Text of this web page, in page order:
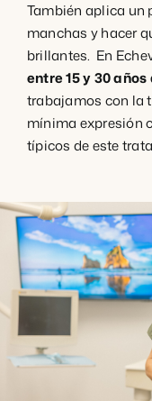
También aplica un
manchas y hacer
brillantes. En
entre 15 y 30
trabajamos con la
mínima expresión
típicos de este